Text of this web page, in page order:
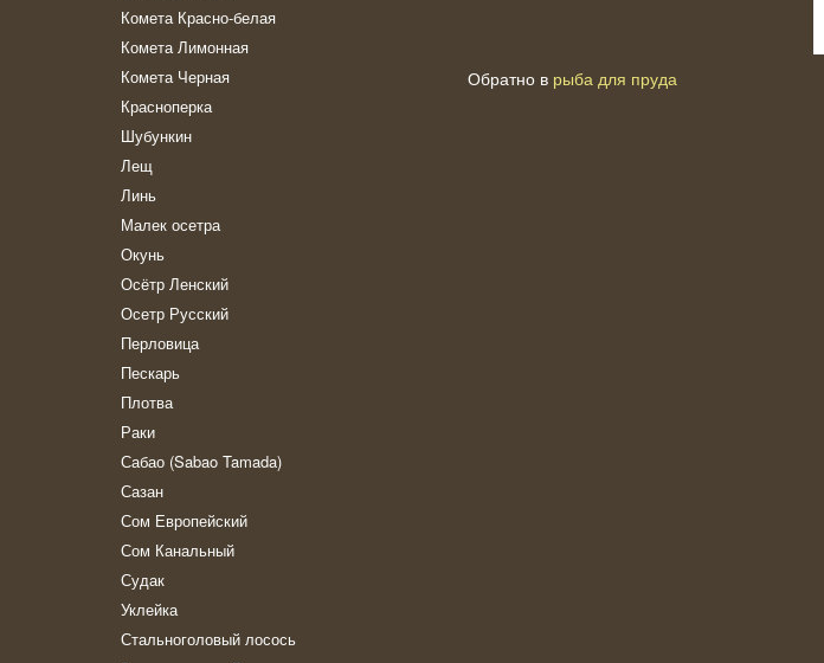
Комета Красно-белая
Комета Лимонная
Комета Черная
Красноперка
Шубункин
Лещ
Линь
Малек осетра
Окунь
Осётр Ленский
Осетр Русский
Перловица
Пескарь
Плотва
Раки
Сабао (Sabao Tamada)
Сазан
Сом Европейский
Сом Канальный
Судак
Уклейка
Стальноголовый лосось
Обратно в рыба для пруда